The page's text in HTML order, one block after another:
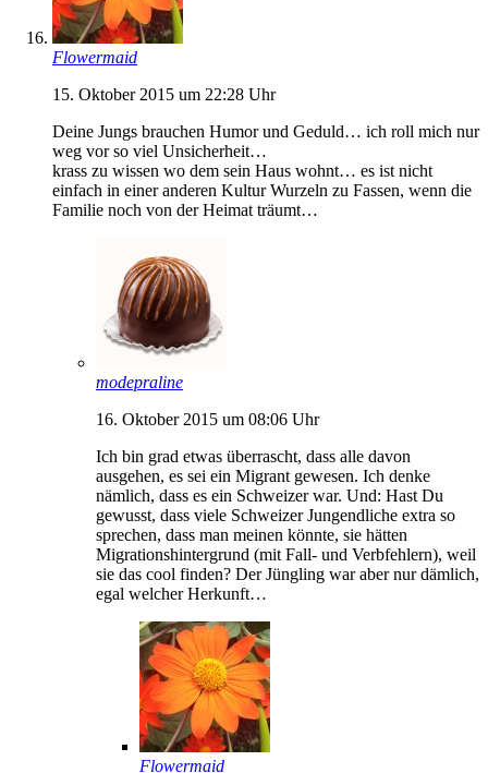
Flowermaid
15. Oktober 2015 um 22:28 Uhr
Deine Jungs brauchen Humor und Geduld… ich roll mich nur
weg vor so viel Unsicherheit…
krass zu wissen wo dem sein Haus wohnt… es ist nicht
einfach in einer anderen Kultur Wurzeln zu Fassen, wenn die
Familie noch von der Heimat träumt…
modepraline
16. Oktober 2015 um 08:06 Uhr
Ich bin grad etwas überrascht, dass alle davon
ausgehen, es sei ein Migrant gewesen. Ich denke
nämlich, dass es ein Schweizer war. Und: Hast Du
gewusst, dass viele Schweizer Jungendliche extra so
sprechen, dass man meinen könnte, sie hätten
Migrationshintergrund (mit Fall- und Verbfehlern), weil
sie das cool finden? Der Jüngling war aber nur dämlich,
egal welcher Herkunft…
Flowermaid